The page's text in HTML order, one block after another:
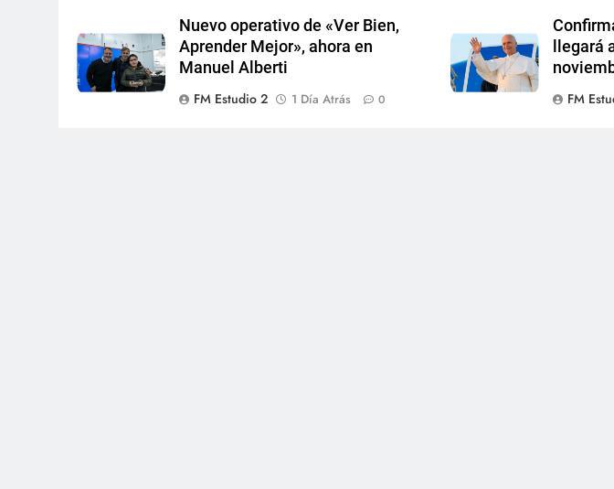
Nuevo operativo de «Ver Bien,
Aprender Mejor», ahora en
Manuel Alberti
FM Estudio 2
1 Día Atrás 0
llegará
FM